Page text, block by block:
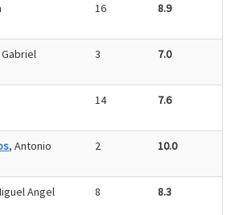
16 8.9
Gabriel 3 7.0
14 7.6
, Antonio 2 10.0
Angel 8 8.3